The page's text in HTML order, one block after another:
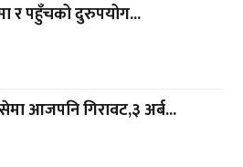
र पहुँचको दुरुपयोग...
आजपनि गिरावट,३ अर्ब...